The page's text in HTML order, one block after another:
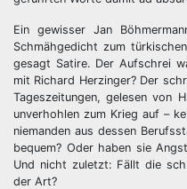
Ein gewisser Jan
Schmähgedicht zum
gesagt Satire. Der Aufschrei
mit Richard Herzinger? Der
Tageszeitungen, gelesen von
unverhohlen zum Krieg auf –
niemanden aus dessen
bequem? Oder haben sie
Und nicht zuletzt: Fällt die
der Art?